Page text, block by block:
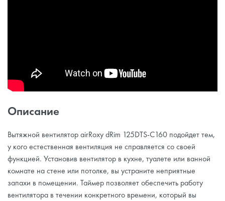
Описание
Вытяжной вентилятор airRoxy dRim 125DTS-C160 подойдет тем,
у кого естественная вентиляция не справляется со своей
функцией. Установив вентилятор в кухне, туалете или ванной
комнате на стене или потолке, вы устраните неприятные
запахи в помещении. Таймер позволяет обеспечить работу
вентилятора в течении конкретного времени, который вы